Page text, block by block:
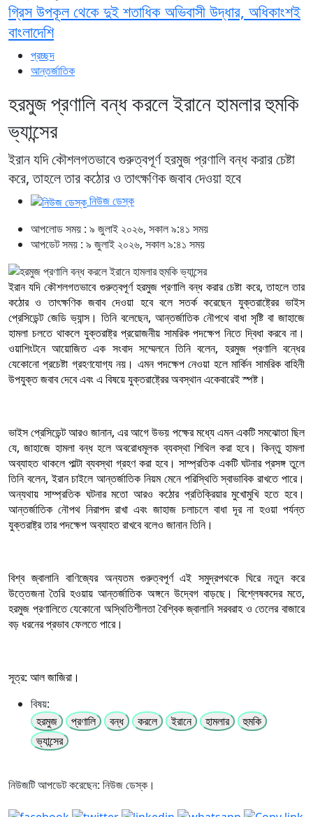
প্রচ্ছদ
আন্তর্জাতিক
হরমুজ প্রণালি বন্ধ করলে ইরানে হামলার হুমকি
ভ্যান্সের
ইরান যদি কৌশলগতভাবে গুরুত্বপূর্ণ হরমুজ প্রণালি বন্ধ করার চেষ্টা
করে, তাহলে তার কঠোর ও তাৎক্ষণিক জবাব দেওয়া হবে
নিউজ ডেস্ক
আপলোড সময় : ৯ জুলাই ২০২৬, সকাল ৯:৪১ সময়
আপডেট সময় : ৯ জুলাই ২০২৬, সকাল ৯:৪১ সময়
ইরান যদি কৌশলগতভাবে গুরুত্বপূর্ণ হরমুজ প্রণালি বন্ধ করার চেষ্টা করে, তাহলে তার
কঠোর ও তাৎক্ষণিক জবাব দেওয়া হবে বলে সতর্ক করেছেন যুক্তরাষ্ট্রের ভাইস
প্রেসিডেন্ট জেডি ভ্যান্স। তিনি বলেছেন, আন্তর্জাতিক নৌপথে বাধা সৃষ্টি বা জাহাজে
হামলা চলতে থাকলে যুক্তরাষ্ট্র প্রয়োজনীয় সামরিক পদক্ষেপ নিতে দ্বিধা করবে না।
ওয়াশিংটনে আয়োজিত এক সংবাদ সম্মেলনে তিনি বলেন, হরমুজ প্রণালি বন্ধের
যেকোনো প্রচেষ্টা গ্রহণযোগ্য নয়। এমন পদক্ষেপ নেওয়া হলে মার্কিন সামরিক বাহিনী
উপযুক্ত জবাব দেবে এবং এ বিষয়ে যুক্তরাষ্ট্রের অবস্থান একেবারেই স্পষ্ট।
ভাইস প্রেসিডেন্ট আরও জানান, এর আগে উভয় পক্ষের মধ্যে এমন একটি সমঝোতা ছিল
যে, জাহাজে হামলা বন্ধ হলে অবরোধমূলক ব্যবস্থা শিথিল করা হবে। কিন্তু হামলা
অব্যাহত থাকলে পাল্টা ব্যবস্থা গ্রহণ করা হবে। সাম্প্রতিক একটি ঘটনার প্রসঙ্গ তুলে
তিনি বলেন, ইরান চাইলে আন্তর্জাতিক নিয়ম মেনে পরিস্থিতি স্বাভাবিক রাখতে পারে।
অন্যথায় সাম্প্রতিক ঘটনার মতো আরও কঠোর প্রতিক্রিয়ার মুখোমুখি হতে হবে।
আন্তর্জাতিক নৌপথ নিরাপদ রাখা এবং জাহাজ চলাচলে বাধা দূর না হওয়া পর্যন্ত
যুক্তরাষ্ট্র তার পদক্ষেপ অব্যাহত রাখবে বলেও জানান তিনি।
বিশ্ব জ্বালানি বাণিজ্যের অন্যতম গুরুত্বপূর্ণ এই সমুদ্রপথকে ঘিরে নতুন করে
উত্তেজনা তৈরি হওয়ায় আন্তর্জাতিক অঙ্গনে উদ্বেগ বাড়ছে। বিশ্লেষকদের মতে,
হরমুজ প্রণালিতে যেকোনো অস্থিতিশীলতা বৈশ্বিক জ্বালানি সরবরাহ ও তেলের বাজারে
বড় ধরনের প্রভাব ফেলতে পারে।
সূত্র: আল জাজিরা।
বিষয়:
হরমুজ
প্রণালি বন্ধ করলে ইরানে হামলার
হুমকি
ভ্যান্সের
নিউজটি আপডেট করেছেন: নিউজ ডেস্ক।
গ্রিস উপকূল থেকে দুই শতাধিক অভিবাসী উদ্ধার, অধিকাংশই
বাংলাদেশি